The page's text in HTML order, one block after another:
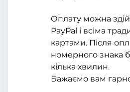
Оплату можна
PayPal і всіма
картами. Після
номерного знака
кілька хвилин.
Бажаємо вам